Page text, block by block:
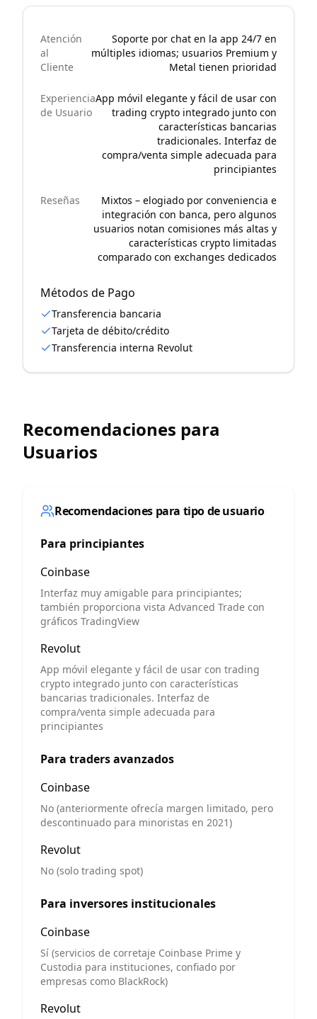
Atención
al
Cliente
Soporte por chat en la app 24/7 en
múltiples idiomas; usuarios Premium y
Metal tienen prioridad
Experiencia
de Usuario
App móvil elegante y fácil de usar con
trading crypto integrado junto con
características bancarias
tradicionales. Interfaz de
compra/venta simple adecuada para
principiantes
Reseñas
Mixtos – elogiado por conveniencia e
integración con banca, pero algunos
usuarios notan comisiones más altas y
características crypto limitadas
comparado con exchanges dedicados
Métodos de Pago
Transferencia bancaria
Tarjeta de débito/crédito
Transferencia interna Revolut
Recomendaciones para
Usuarios
Recomendaciones para tipo de usuario
Para principiantes
Coinbase
Interfaz muy amigable para principiantes;
también proporciona vista Advanced Trade con
gráficos TradingView
Revolut
App móvil elegante y fácil de usar con trading
crypto integrado junto con características
bancarias tradicionales. Interfaz de
compra/venta simple adecuada para
principiantes
Para traders avanzados
Coinbase
No (anteriormente ofrecía margen limitado, pero
descontinuado para minoristas en 2021)
Revolut
No (solo trading spot)
Para inversores institucionales
Coinbase
Sí (servicios de corretaje Coinbase Prime y
Custodia para instituciones, confiado por
empresas como BlackRock)
Revolut